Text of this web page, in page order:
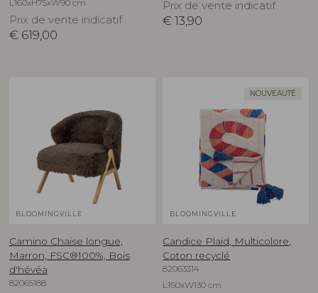
L160xH75xW90 cm
Prix de vente indicatif
€ 619,00
Prix de vente indicatif
€ 13,90
BLOOMINGVILLE
Camino Chaise longue,
Marron, FSC®100%, Bois
d'hévéa
82065188
NOUVEAUTÉ
BLOOMINGVILLE
Candice Plaid, Multicolore,
Coton recyclé
82063314
L160xW130 cm